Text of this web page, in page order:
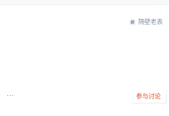
隔壁老表
参与讨论